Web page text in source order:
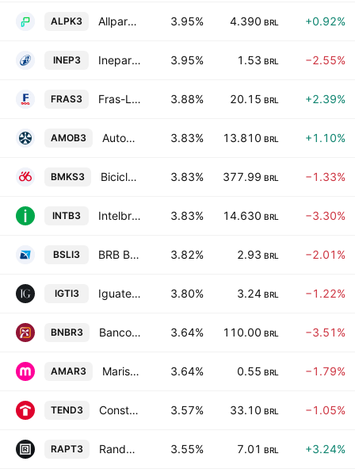
ALPK3 Allpark Empreendimentos Participacoes e Servicos S.A. 3.95% 4.390 BRL +0.92%
INEP3 Inepar SA Industria e Construcoes 3.95% 1.53 BRL −2.55%
FRAS3 Fras-Le S.A. 3.88% 20.15 BRL +2.39%
AMOB3 Automob Participacoes S.A 3.83% 13.810 BRL +1.10%
BMKS3 Bicicletas Monark S.A. 3.83% 377.99 BRL −1.33%
INTB3 Intelbras SA Industria de Telecomunicacao Eletronica Brasileir 3.83% 14.630 BRL −3.30%
BSLI3 BRB Banco de Brasilia SA 3.82% 2.93 BRL −2.01%
IGTI3 Iguatemi SA 3.80% 3.24 BRL −1.22%
BNBR3 Banco do Nordeste do Brasil S.A. 3.64% 110.00 BRL −3.51%
AMAR3 Marisa Lojas S.A. 3.64% 0.55 BRL −1.79%
TEND3 Construtora Tenda SA 3.57% 33.10 BRL −1.05%
RAPT3 Randoncorp S.A. 3.55% 7.01 BRL +3.24%